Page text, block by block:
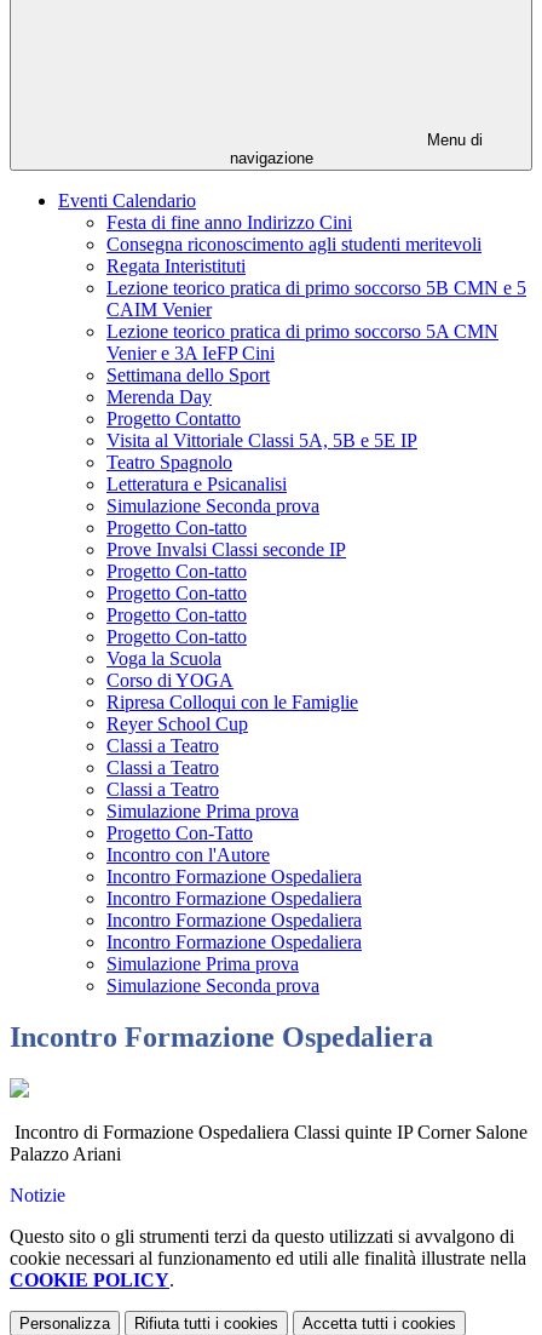
Menu di
navigazione
Eventi Calendario
Festa di fine anno Indirizzo Cini
Consegna riconoscimento agli studenti meritevoli
Regata Interistituti
Lezione teorico pratica di primo soccorso 5B CMN e 5
CAIM Venier
Lezione teorico pratica di primo soccorso 5A CMN
Venier e 3A IeFP Cini
Settimana dello Sport
Merenda Day
Progetto Contatto
Visita al Vittoriale Classi 5A, 5B e 5E IP
Teatro Spagnolo
Letteratura e Psicanalisi
Simulazione Seconda prova
Progetto Con-tatto
Prove Invalsi Classi seconde IP
Progetto Con-tatto
Progetto Con-tatto
Progetto Con-tatto
Progetto Con-tatto
Voga la Scuola
Corso di YOGA
Ripresa Colloqui con le Famiglie
Reyer School Cup
Classi a Teatro
Classi a Teatro
Classi a Teatro
Simulazione Prima prova
Progetto Con-Tatto
Incontro con l'Autore
Incontro Formazione Ospedaliera
Incontro Formazione Ospedaliera
Incontro Formazione Ospedaliera
Incontro Formazione Ospedaliera
Simulazione Prima prova
Simulazione Seconda prova
Incontro Formazione Ospedaliera
Incontro di Formazione Ospedaliera Classi quinte IP Corner Salone
Palazzo Ariani
Notizie
Questo sito o gli strumenti terzi da questo utilizzati si avvalgono di
cookie necessari al funzionamento ed utili alle finalità illustrate nella
COOKIE POLICY.
Personalizza Rifiuta tutti i cookies Accetta tutti i cookies